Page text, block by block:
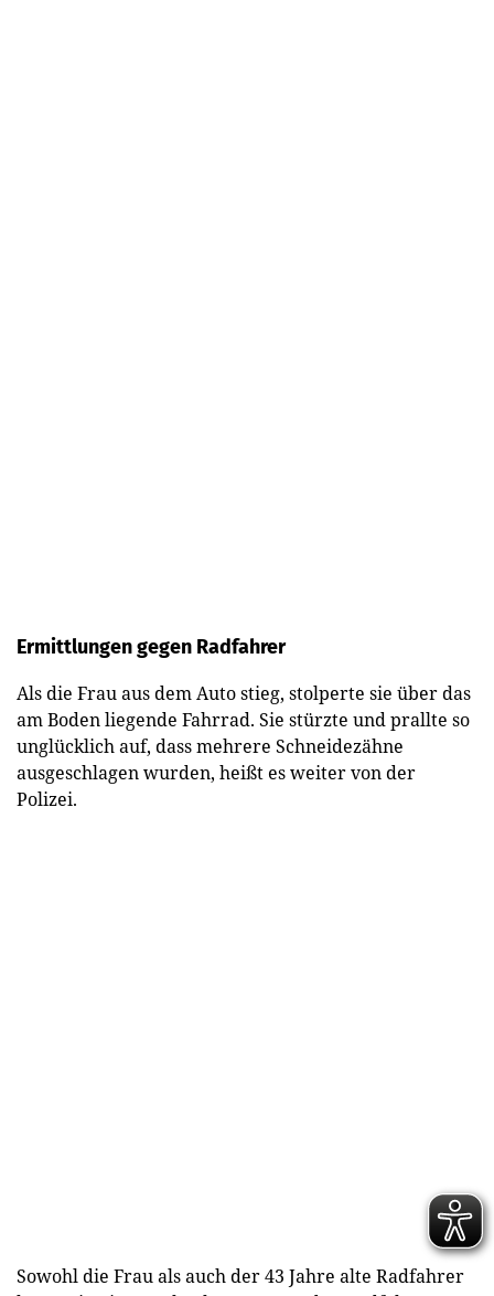
Ermittlungen gegen Radfahrer
Als die Frau aus dem Auto stieg, stolperte sie über das
am Boden liegende Fahrrad. Sie stürzte und prallte so
unglücklich auf, dass mehrere Schneidezähne
ausgeschlagen wurden, heißt es weiter von der
Polizei.
Sowohl die Frau als auch der 43 Jahre alte Radfahrer